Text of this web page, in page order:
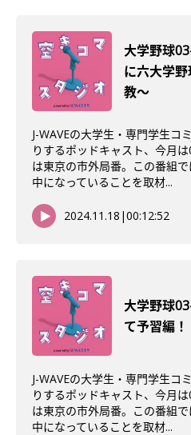
大学野球
に六大学
教〜
J-WAVEの大学生・専門学生コ
りするポッドキャスト、今月
は東京の市外局番。この番組
中になっていることを取材...
2024.11.18 |00:12:52
大学野球
て予習編！
J-WAVEの大学生・専門学生コ
りするポッドキャスト、今月
は東京の市外局番。この番組
中になっていることを取材...